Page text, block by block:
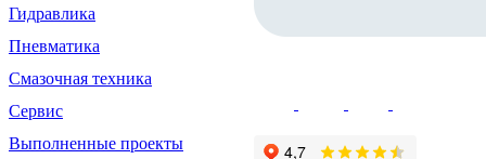
Гидравлика
Пневматика
Смазочная техника
Сервис
Выполненные проекты